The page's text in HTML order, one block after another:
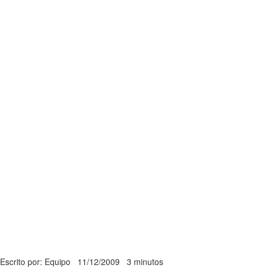
Escrito por: Equipo 11/12/2009 3 minutos